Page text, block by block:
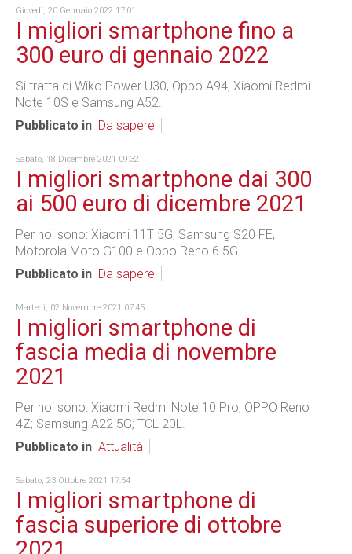
Giovedì, 20 Gennaio 2022 17:01
I migliori smartphone fino a
300 euro di gennaio 2022
Si tratta di Wiko Power U30, Oppo A94, Xiaomi Redmi
Note 10S e Samsung A52.
Pubblicato in Da sapere
Sabato, 18 Dicembre 2021 09:32
I migliori smartphone dai 300
ai 500 euro di dicembre 2021
Per noi sono: Xiaomi 11T 5G, Samsung S20 FE,
Motorola Moto G100 e Oppo Reno 6 5G.
Pubblicato in Da sapere
Martedì, 02 Novembre 2021 07:45
I migliori smartphone di
fascia media di novembre
2021
Per noi sono: Xiaomi Redmi Note 10 Pro; OPPO Reno
4Z; Samsung A22 5G; TCL 20L.
Pubblicato in Attualità
Sabato, 23 Ottobre 2021 17:54
I migliori smartphone di
fascia superiore di ottobre